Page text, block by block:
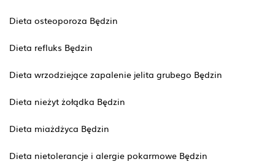
Dieta osteoporoza Będzin
Dieta refluks Będzin
Dieta wrzodziejące zapalenie jelita grubego Będzin
Dieta nieżyt żołądka Będzin
Dieta miażdżyca Będzin
Dieta nietolerancje i alergie pokarmowe Będzin